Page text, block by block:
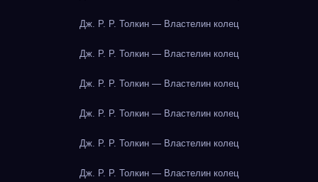
Дж. Р. Р. Толкин — Властелин колец
Дж. Р. Р. Толкин — Властелин колец
Дж. Р. Р. Толкин — Властелин колец
Дж. Р. Р. Толкин — Властелин колец
Дж. Р. Р. Толкин — Властелин колец
Дж. Р. Р. Толкин — Властелин колец